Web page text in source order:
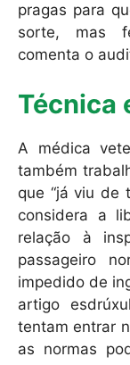
pragas para
sorte, mas
comenta o
Técnica
A médica
também
que “já viu de
considera a
relação à
passageiro
impedido de
artigo
tentam entrar
as normas